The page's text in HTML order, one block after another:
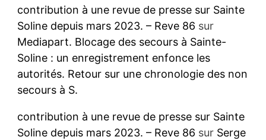
contribution à une revue de presse sur Sainte
Soline depuis mars 2023. – Reve 86 sur
Mediapart. Blocage des secours à Sainte-
Soline : un enregistrement enfonce les
autorités. Retour sur une chronologie des non
secours à S.
contribution à une revue de presse sur Sainte
Soline depuis mars 2023. – Reve 86 sur Serge